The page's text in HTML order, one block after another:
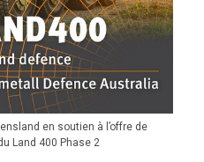
en soutien à l’offre de
Land 400 Phase 2